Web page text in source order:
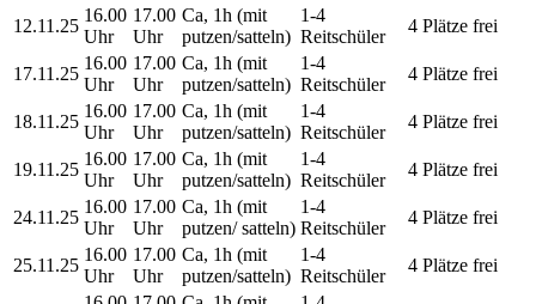
12.11.25
16.00
Uhr
17.00
Uhr
Ca, 1h (mit
putzen/satteln)
1-4
Reitschüler
4 Plätze frei
17.11.25
16.00
Uhr
17.00
Uhr
Ca, 1h (mit
putzen/satteln)
1-4
Reitschüler
4 Plätze frei
18.11.25
16.00
Uhr
17.00
Uhr
Ca, 1h (mit
putzen/satteln)
1-4
Reitschüler
4 Plätze frei
19.11.25
16.00
Uhr
17.00
Uhr
Ca, 1h (mit
putzen/satteln)
1-4
Reitschüler
4 Plätze frei
24.11.25
16.00
Uhr
17.00
Uhr
Ca, 1h (mit
putzen/ satteln)
1-4
Reitschüler
4 Plätze frei
25.11.25
16.00
Uhr
17.00
Uhr
Ca, 1h (mit
putzen/satteln)
1-4
Reitschüler
4 Plätze frei